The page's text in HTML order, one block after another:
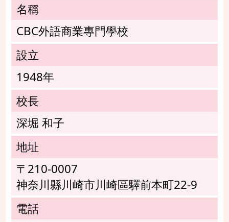
名稱
CBC外語商業專門學校
設立
1948年
校長
深堀 和子
地址
〒210-0007
神奈川縣川崎市川崎區驛前本町22-9
電話